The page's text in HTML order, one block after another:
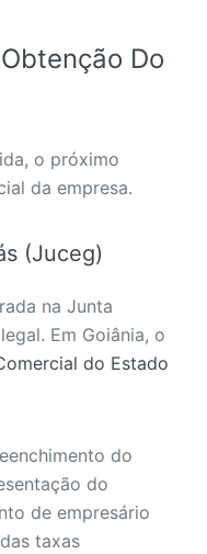
Do
o próximo
da empresa.
(Juceg)
na Junta
Em Goiânia, o
do Estado
do
do
de empresário
taxas